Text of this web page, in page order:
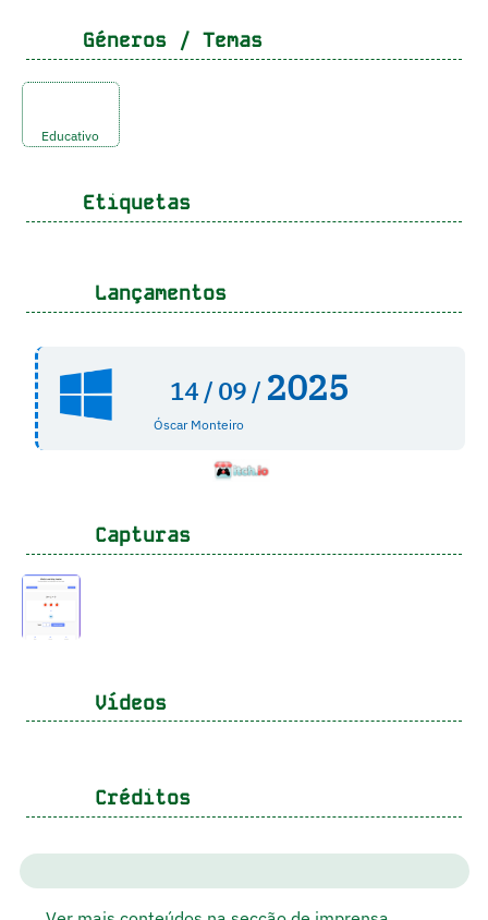
Géneros / Temas
Educativo
Etiquetas
Lançamentos
14 / 09 / 2025
Óscar Monteiro
Capturas
Vídeos
Créditos